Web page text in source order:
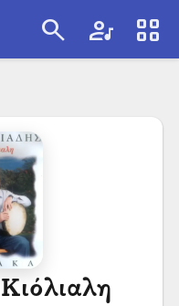
search artist view_cozy